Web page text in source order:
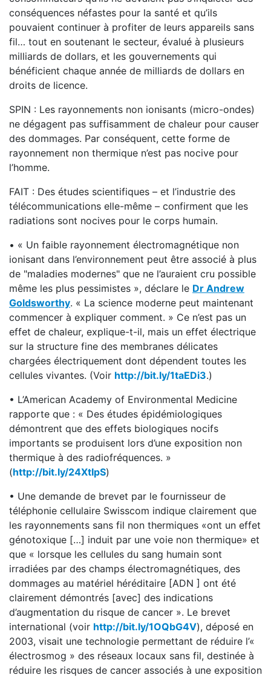
conséquences néfastes pour la santé et qu’ils
pouvaient continuer à profiter de leurs appareils sans
fil… tout en soutenant le secteur, évalué à plusieurs
milliards de dollars, et les gouvernements qui
bénéficient chaque année de milliards de dollars en
droits de licence.
SPIN : Les rayonnements non ionisants (micro-ondes)
ne dégagent pas suffisamment de chaleur pour causer
des dommages. Par conséquent, cette forme de
rayonnement non thermique n’est pas nocive pour
l’homme.
FAIT : Des études scientifiques – et l’industrie des
télécommunications elle-même – confirment que les
radiations sont nocives pour le corps humain.
• « Un faible rayonnement électromagnétique non
ionisant dans l’environnement peut être associé à plus
de "maladies modernes" que ne l’auraient cru possible
même les plus pessimistes », déclare le Dr Andrew
Goldsworthy. « La science moderne peut maintenant
commencer à expliquer comment. » Ce n’est pas un
effet de chaleur, explique-t-il, mais un effet électrique
sur la structure fine des membranes délicates
chargées électriquement dont dépendent toutes les
cellules vivantes. (Voir http://bit.ly/1taEDi3.)
• L’American Academy of Environmental Medicine
rapporte que : « Des études épidémiologiques
démontrent que des effets biologiques nocifs
importants se produisent lors d’une exposition non
thermique à des radiofréquences. »
(http://bit.ly/24XtIpS)
• Une demande de brevet par le fournisseur de
téléphonie cellulaire Swisscom indique clairement que
les rayonnements sans fil non thermiques «ont un effet
génotoxique […] induit par une voie non thermique» et
que « lorsque les cellules du sang humain sont
irradiées par des champs électromagnétiques, des
dommages au matériel héréditaire [ADN ] ont été
clairement démontrés [avec] des indications
d’augmentation du risque de cancer ». Le brevet
international (voir http://bit.ly/1OQbG4V), déposé en
2003, visait une technologie permettant de réduire l’«
électrosmog » des réseaux locaux sans fil, destinée à
réduire les risques de cancer associés à une exposition